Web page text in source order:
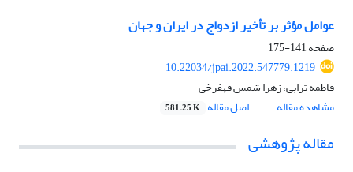
عوامل مؤثر بر تأخیر ازدواج در ایران و جهان
صفحه141-175
10.22034/jpai.2022.547779.1219
فاطمه ترابی، زهرا شمس قهفرخی
مشاهده مقاله
اصل مقاله 581.25 K
مقاله پژوهشی